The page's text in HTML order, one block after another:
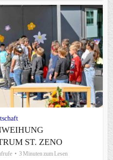
ST. ZENO
3 Minuten zum Lesen